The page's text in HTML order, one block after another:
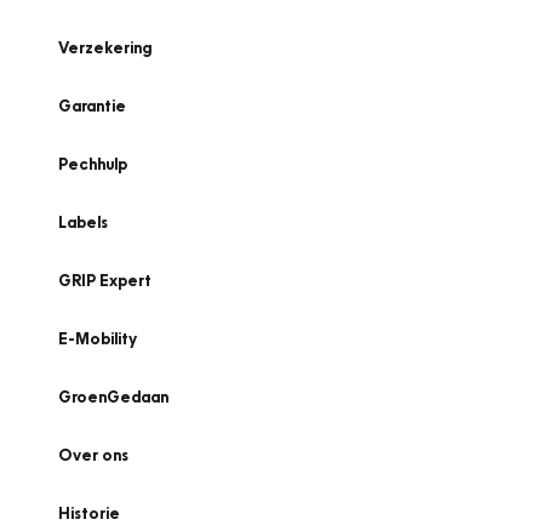
Verzekering
Garantie
Pechhulp
Labels
GRIP Expert
E-Mobility
GroenGedaan
Over ons
Historie